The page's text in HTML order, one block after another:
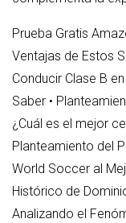
Prueba Gratis
Ventajas de Estos
Conducir Clase B
Saber •
¿Cuál es el mejor
Planteamiento del
World Soccer al
Histórico de
Analizando el